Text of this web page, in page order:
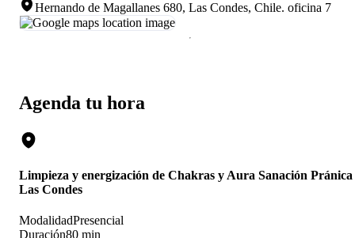
Agenda tu hora
Limpieza y energización de Chakras y Aura Sanación Pránica
Las Condes
ModalidadPresencial
Duración80 min
Hernando de Magallanes 680, Las Condes, Chile. oficina 7